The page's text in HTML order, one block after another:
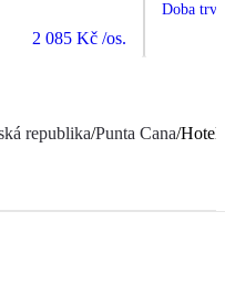
2 085 Kč /os.
Doba
republika/Punta Cana/Hotel